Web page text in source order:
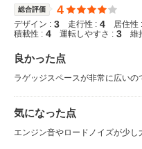
総合評価 4
デザイン : 3 走行性 : 4 居住性 :
積載性 : 4 運転しやすさ : 3 維
良かった点
ラゲッジスペースが非常に広いの
気になった点
エンジン音やロードノイズが少し